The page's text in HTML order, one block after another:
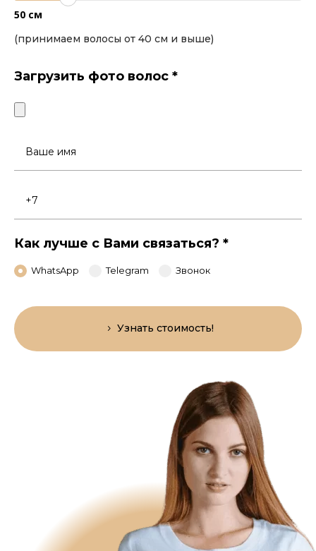
50 см
(принимаем волосы от 40 см и выше)
Загрузить фото волос *
Ваше
имя
Номер
телефона
Как лучше с Вами связаться? *
WhatsApp Telegram Звонок
Узнать стоимость!